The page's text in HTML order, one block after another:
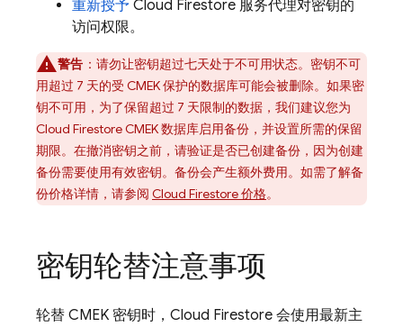
重新授予 Cloud Firestore 服务代理对密钥的
访问权限。
警告 ：请勿让密钥超过七天处于不可用状态。密钥不可
用超过 7 天的受 CMEK 保护的数据库可能会被删除。如果密
钥不可用，为了保留超过 7 天限制的数据，我们建议您为
Cloud FirestoreCMEK 数据库启用备份，并设置所需的保留
期限。在撤消密钥之前，请验证是否已创建备份，因为创建
备份需要使用有效密钥。备份会产生额外费用。如需了解备
份价格详情，请参阅 Cloud Firestore价格。
密钥轮替注意事项
轮替 CMEK 密钥时， Cloud Firestore 会使用最新主